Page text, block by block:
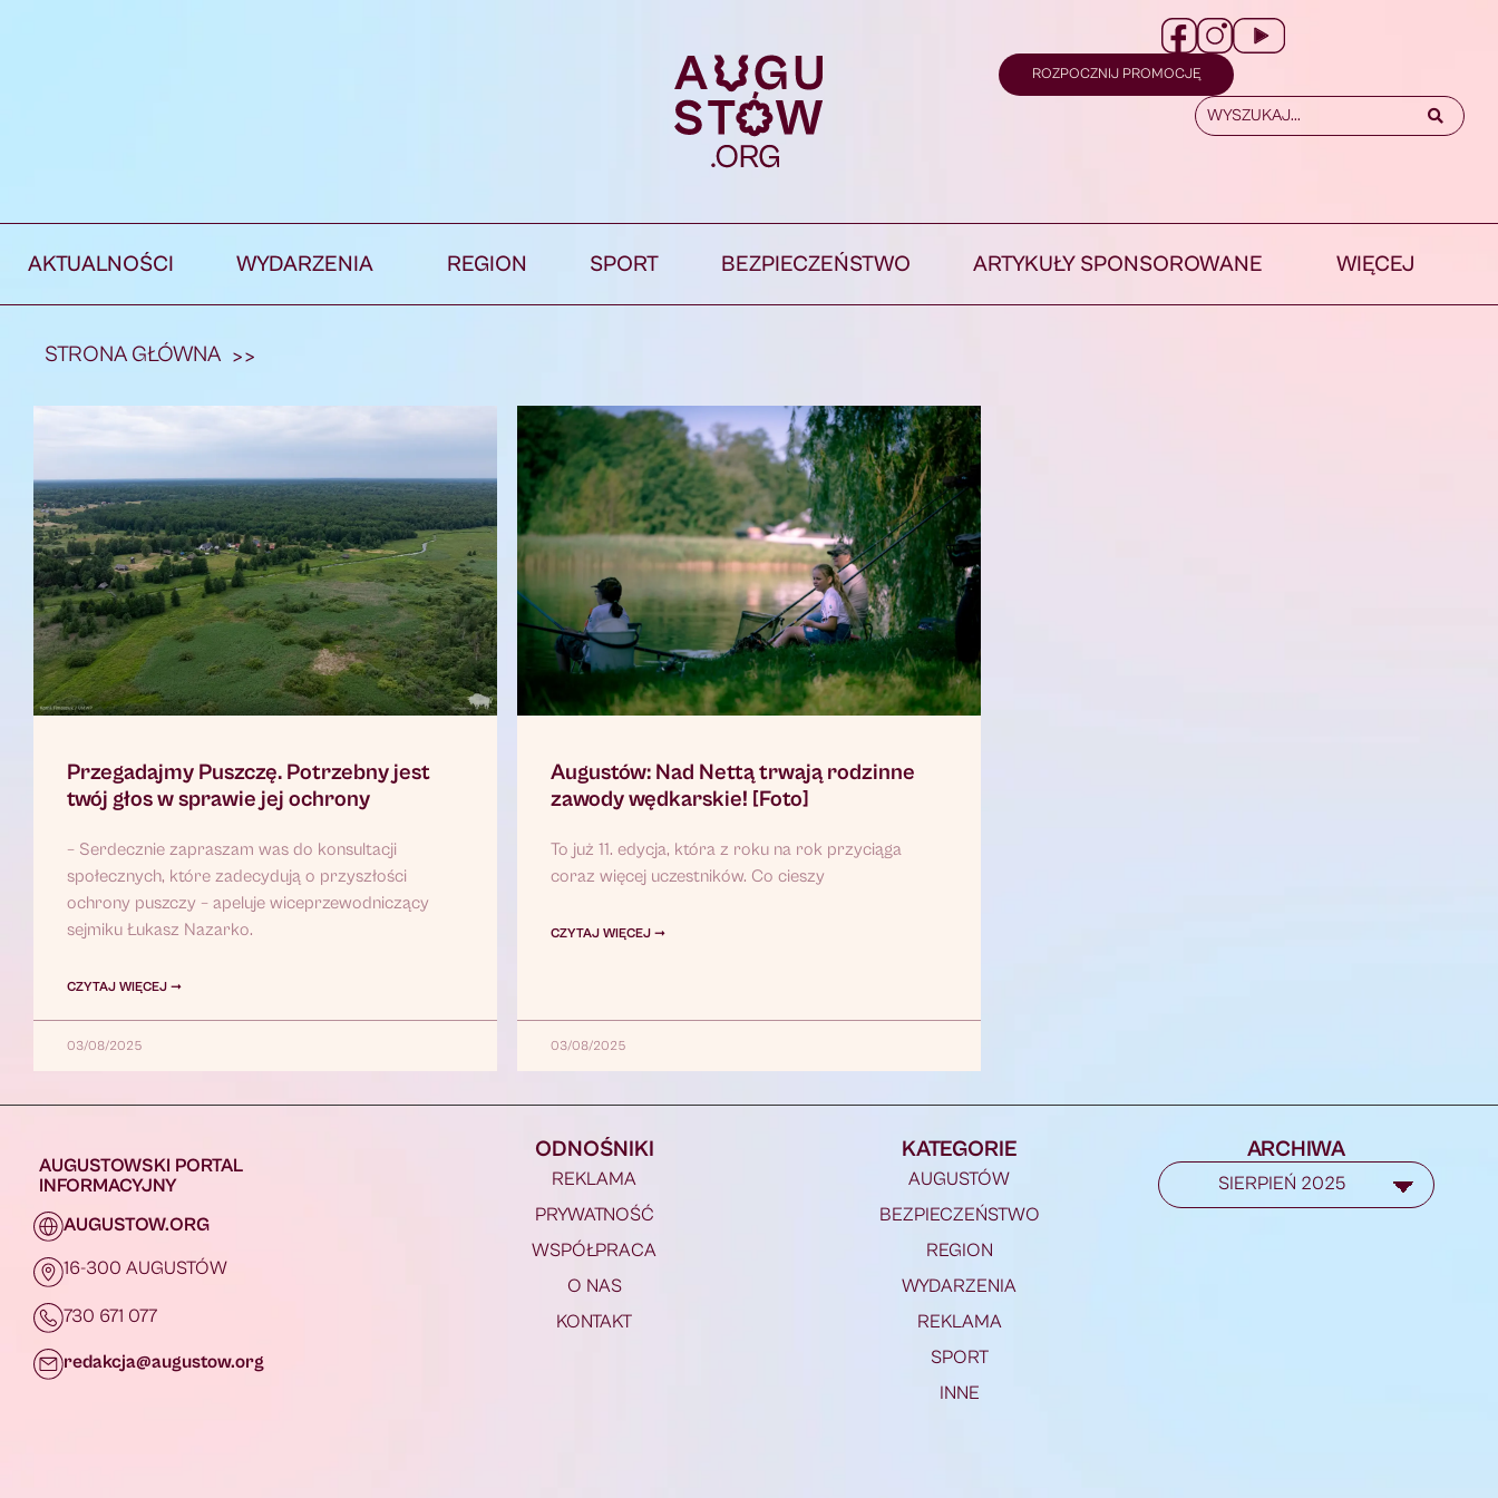
ROZPOCZNIJ PROMOCJĘ
AKTUALNOŚCI WYDARZENIA REGION SPORT BEZPIECZEŃSTWO ARTYKUŁY SPONSOROWANE WIĘCEJ
STRONA GŁÓWNA >>
Przegadajmy Puszczę. Potrzebny jest
twój głos w sprawie jej ochrony
– Serdecznie zapraszam was do konsultacji
społecznych, które zadecydują o przyszłości
ochrony puszczy – apeluje wiceprzewodniczący
sejmiku Łukasz Nazarko.
CZYTAJ WIĘCEJ ➞
03/08/2025
Augustów: Nad Nettą trwają rodzinne
zawody wędkarskie! [Foto]
To już 11. edycja, która z roku na rok przyciąga
coraz więcej uczestników. Co cieszy
CZYTAJ WIĘCEJ ➞
03/08/2025
AUGUSTOWSKI PORTAL
INFORMACYJNY
AUGUSTOW.ORG
16-300 AUGUSTÓW
730 671 077
redakcja@augustow.org
ODNOŚNIKI
REKLAMA
PRYWATNOŚĆ
WSPÓŁPRACA
O NAS
KONTAKT
KATEGORIE
AUGUSTÓW
BEZPIECZEŃSTWO
REGION
WYDARZENIA
REKLAMA
SPORT
INNE
ARCHIWA